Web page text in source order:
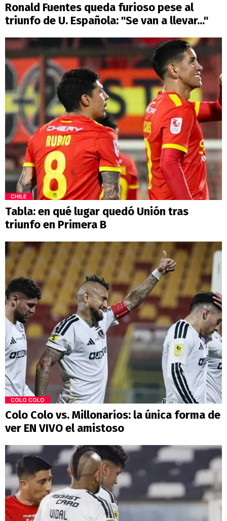
Ronald Fuentes queda furioso pese al
triunfo de U. Española: "Se van a llevar..."
CHILE
Tabla: en qué lugar quedó Unión tras
triunfo en Primera B
COLO COLO
Colo Colo vs. Millonarios: la única forma de
ver EN VIVO el amistoso